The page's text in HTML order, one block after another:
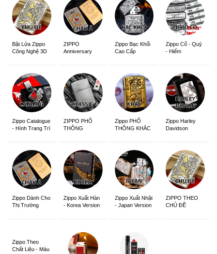
Bật Lửa Zippo
Công Nghệ 3D
ZIPPO
Anniversary
Zippo Bạc Khối
Cao Cấp
Zippo Cổ - Quý
- Hiếm
Zippo Catalogue
- Hình Trang Trí
ZIPPO PHỔ
THÔNG
Zippo PHỔ
THÔNG KHẮC
Zippo Harley
Davidson
Zippo Dành Cho
Thị Trường
Zippo Xuất Hàn
- Korea Version
Zippo Xuất Nhật
- Japan Version
ZIPPO THEO
CHỦ ĐỀ
Zippo Theo
Chất Liệu - Màu